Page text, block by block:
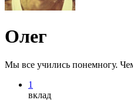
Олег
Мы все учились понемногу.
1
вклад